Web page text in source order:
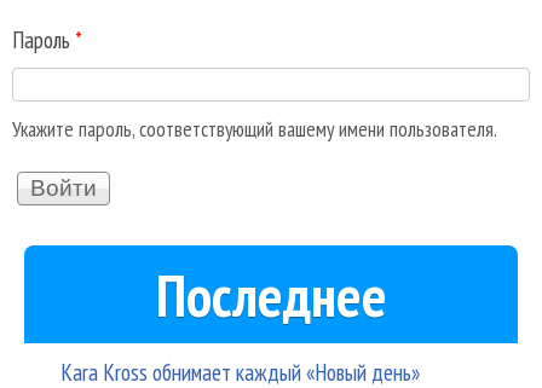
Пароль *
Укажите пароль, соответствующий вашему имени пользователя.
Последнее
Kara Kross обнимает каждый «Новый день»